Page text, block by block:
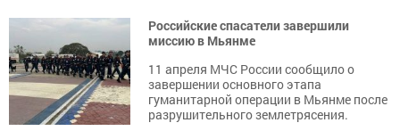
Российские спасатели завершили
миссию в Мьянме
11 апреля МЧС России сообщило о
завершении основного этапа
гуманитарной операции в Мьянме после
разрушительного землетрясения.